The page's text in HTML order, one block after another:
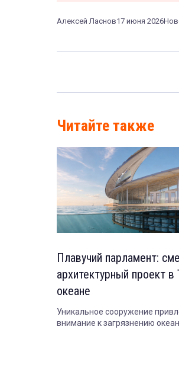
Алексей Ласнов17 июня 2026
Читайте также
Плавучий парламент:
архитектурный проект в
океане
Уникальное сооружение
внимание к загрязнению